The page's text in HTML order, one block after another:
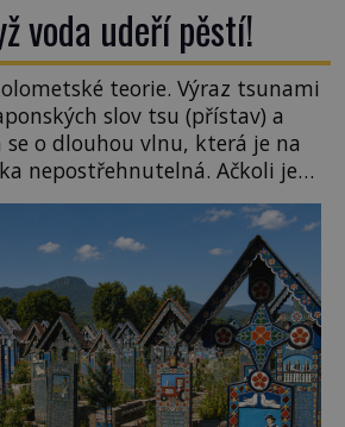
voda udeří pěstí!
teorie. Výraz tsunami
slov tsu (přístav) a
se o dlouhou vlnu, která je na
nepostřehnutelná. Ačkoli je
i 300 kilometrů, výška vlny
1,5 metru. Máme se
obávat i v Evropě? Vznik